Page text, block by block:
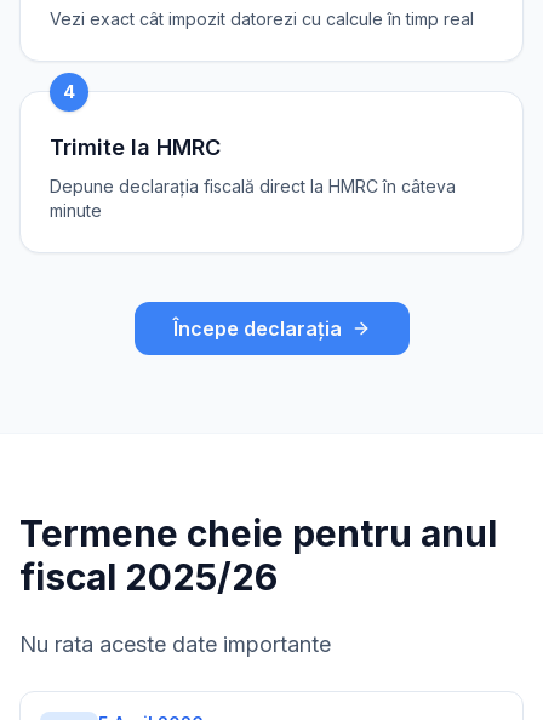
Vezi exact cât impozit datorezi cu calcule în timp real
4
Trimite la HMRC
Depune declarația fiscală direct la HMRC în câteva
minute
Începe declarația
Termene cheie pentru anul
fiscal 2025/26
Nu rata aceste date importante